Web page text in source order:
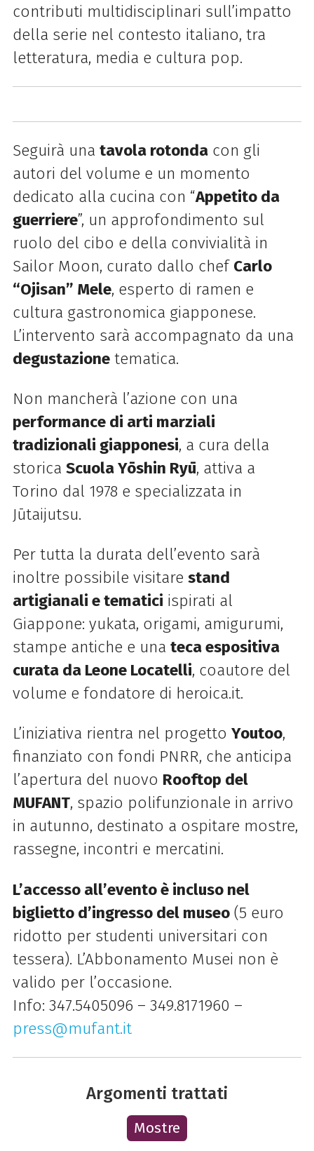
contributi multidisciplinari sull’impatto
della serie nel contesto italiano, tra
letteratura, media e cultura pop.
Seguirà una tavola rotondacon gli
autori del volume e un momento
dedicato alla cucina con “Appetito da
guerriere”, un approfondimento sul
ruolo del cibo e della convivialità in
Sailor Moon, curato dallo chef Carlo
“Ojisan” Mele, esperto di ramen e
cultura gastronomica giapponese.
L’intervento sarà accompagnato da una
degustazionetematica.
Non mancherà l’azione con una
performance di arti marziali
tradizionali giapponesi, a cura della
storica Scuola Yōshin Ryū, attiva a
Torino dal 1978 e specializzata in
Jūtaijutsu.
Per tutta la durata dell’evento sarà
inoltre possibile visitare stand
artigianali e tematici ispirati al
Giappone: yukata, origami, amigurumi,
stampe antiche e una teca espositiva
curata da Leone Locatelli, coautore del
volume e fondatore di heroica.it.
L’iniziativa rientra nel progetto Youtoo,
finanziato con fondi PNRR, che anticipa
l’apertura del nuovo Rooftop del
MUFANT, spazio polifunzionale in arrivo
in autunno, destinato a ospitare mostre,
rassegne, incontri e mercatini.
L’accesso all’evento è incluso nel
biglietto d’ingresso del museo(5 euro
ridotto per studenti universitari con
tessera). L’Abbonamento Musei non è
valido per l’occasione.
Info: 347.5405096 – 349.8171960 –
press@mufant.it
Argomenti trattati
Mostre